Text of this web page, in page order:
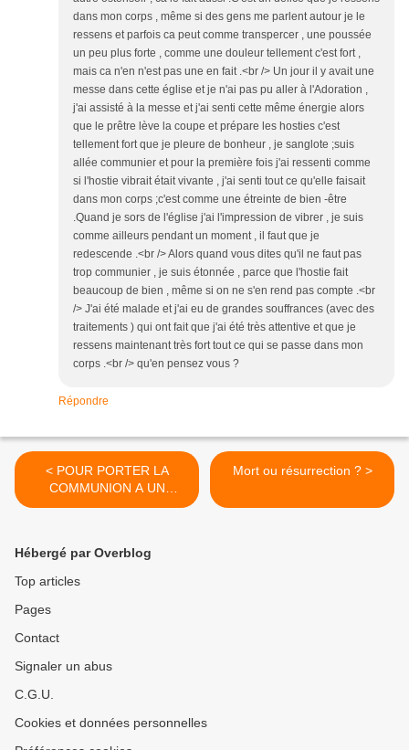
dans mon corps , même si des gens me parlent autour je le
ressens et parfois ca peut comme transpercer , une poussée
un peu plus forte , comme une douleur tellement c'est fort ,
mais ca n'en n'est pas une en fait .<br /> Un jour il y avait une
messe dans cette église et je n'ai pas pu aller à l'Adoration ,
j'ai assisté à la messe et j'ai senti cette même énergie alors
que le prêtre lève la coupe et prépare les hosties c'est
tellement fort que je pleure de bonheur , je sanglote ;suis
allée communier et pour la première fois j'ai ressenti comme
si l'hostie vibrait était vivante , j'ai senti tout ce qu'elle faisait
dans mon corps ;c'est comme une étreinte de bien -être
.Quand je sors de l'église j'ai l'impression de vibrer , je suis
comme ailleurs pendant un moment , il faut que je
redescende .<br /> Alors quand vous dites qu'il ne faut pas
trop communier , je suis étonnée , parce que l'hostie fait
beaucoup de bien , même si on ne s'en rend pas compte .<br
/> J'ai été malade et j'ai eu de grandes souffrances (avec des
traitements ) qui ont fait que j'ai été très attentive et que je
ressens maintenant très fort tout ce qui se passe dans mon
corps .<br /> qu'en pensez vous ?
Répondre
< POUR PORTER LA
COMMUNION A UN
MALADE
Mort ou résurrection ? >
Hébergé par Overblog
Top articles
Pages
Contact
Signaler un abus
C.G.U.
Cookies et données personnelles